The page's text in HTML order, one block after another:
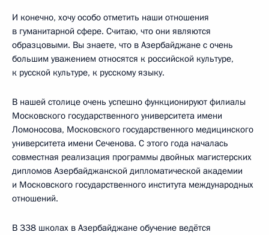
И конечно, хочу особо отметить наши отношения
в гуманитарной сфере. Считаю, что они являются
образцовыми. Вы знаете, что в Азербайджане с очень
большим уважением относятся к российской культуре,
к русской культуре, к русскому языку.
В нашей столице очень успешно функционируют филиалы
Московского государственного университета имени
Ломоносова, Московского государственного медицинского
университета имени Сеченова. С этого года началась
совместная реализация программы двойных магистерских
дипломов Азербайджанской дипломатической академии
и Московского государственного института международных
отношений.
В 338 школах в Азербайджане обучение ведётся